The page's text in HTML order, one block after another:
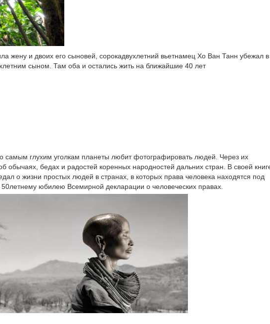
жену и двоих его сыновей, сорокадвухлетний вьетнамец Хо Ван Танн убежал
сыном. Там оба и остались жить на ближайшие 40 лет
самым глухим уголкам планеты любит фотографировать людей. Через их
обычаях, бедах и радостей коренных народностей дальних стран. В своей
о жизни простых людей в странах, в которых права человека находятся под
юбилею Всемирной декларации о человеческих правах.